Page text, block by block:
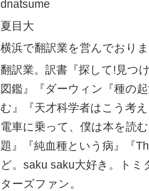
dnatsume
夏目大
横浜で翻訳業を営んでおり
翻訳業。訳書『探して!見つ
図鑑』『ダーウィン『種の
む』『天才科学者はこう考
電車に乗って、僕は本を読
題』『純血種という病』『
ど。saku saku大好き。トミ
ターズファン。